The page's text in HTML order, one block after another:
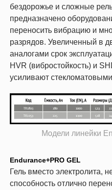
бездорожье и сложные
предназначено
переносить вибрацию и
разрядов. Увеличенный в
аналогами срок
HVR (вибростойкость) и
усиливают
Модели линейки
Endurance+PRO GEL
Гель вместо электролита,
способность отлично